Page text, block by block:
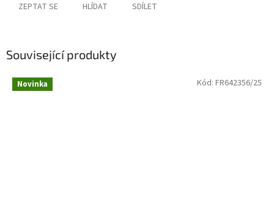
ZEPTAT SE HLÍDAT SDÍLET
Související produkty
Novinka Kód: FR642356/25